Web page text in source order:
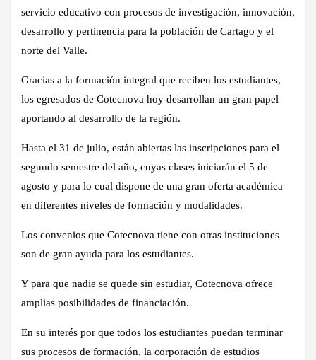
servicio educativo con procesos de investigación, innovación,
desarrollo y pertinencia para la población de Cartago y el
norte del Valle.
Gracias a la formación integral que reciben los estudiantes,
los egresados de Cotecnova hoy desarrollan un gran papel
aportando al desarrollo de la región.
Hasta el 31 de julio, están abiertas las inscripciones para el
segundo semestre del año, cuyas clases iniciarán el 5 de
agosto y para lo cual dispone de una gran oferta académica
en diferentes niveles de formación y modalidades.
Los convenios que Cotecnova tiene con otras instituciones
son de gran ayuda para los estudiantes.
Y para que nadie se quede sin estudiar, Cotecnova ofrece
amplias posibilidades de financiación.
En su interés por que todos los estudiantes puedan terminar
sus procesos de formación, la corporación de estudios